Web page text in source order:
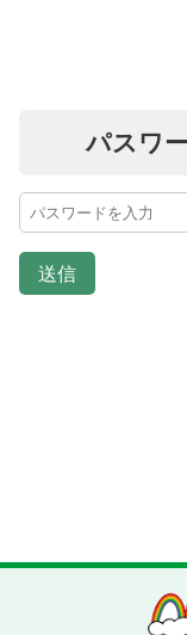
パスワ
送信